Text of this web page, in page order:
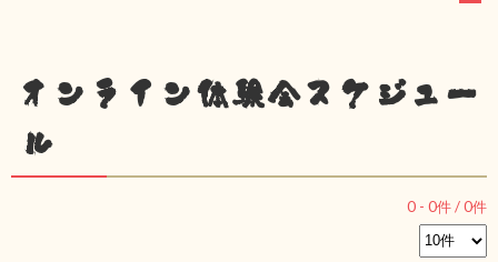
オンライン体験会スケジュー
ル
0 - 0件 /0件